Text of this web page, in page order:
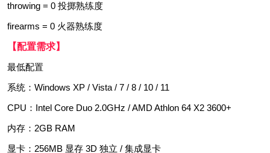
throwing = 0 投掷熟练度
firearms = 0 火器熟练度
【配置需求】
最低配置
系统：Windows XP / Vista / 7 / 8 / 10 / 11
CPU：Intel Core Duo 2.0GHz / AMD Athlon 64 X2 3600+
内存：2GB RAM
显卡：256MB 显存 3D 独立 / 集成显卡